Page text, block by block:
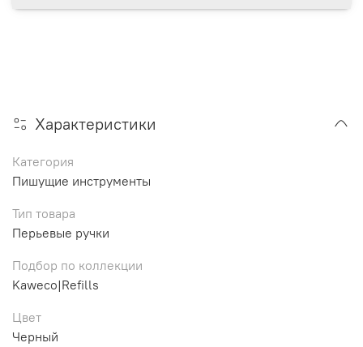
Характеристики
Категория
Пишущие инструменты
Тип товара
Перьевые ручки
Подбор по коллекции
Kaweco|Refills
Цвет
Черный